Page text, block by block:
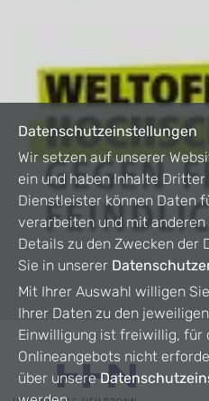
Datenschutzeinstellungen
Wir setzen auf unserer
ein und haben Inhalte
Dienstleister können Daten
verarbeiten und mit
Details zu den Zwecken der
Sie in unserer
Mit Ihrer Auswahl willigen
Ihrer Daten zu den
Einwilligung ist freiwillig, für
Onlineangebots nicht
über unsere